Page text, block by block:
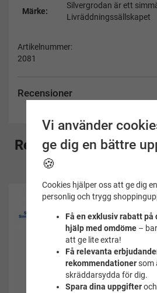
Recensioner
Märke:
Silvergrodan är ett
Livräddningssällskapet
Artikelnummer:
2081
Rekommenderade
Vi använder
ge dig en bättre
🍪
Cookies hjälper oss att ge dig
personlig och trygg
Få en exklusiv rabatt på
hjälp med omdöme–
att ge lite extra!
Få relevanta
rekommendationersom
skräddarsydda för dig.
Spara dina uppgifteroch